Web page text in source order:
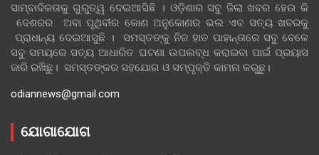
ସାମ୍ବାଦିକତାକୁ ଗୁରୁତ୍ୱ ଦେଇଆସିଛି । ଓଡ଼ିଶାର ସବୁ ଜିଲା ଖବର ହେଉ କି
ଦେଶରର ଅବା ପୃଥିବୀର କୋଣ ଅନୁକୋଣର ଭଲ ଏବ ସତ୍ୟ ଖବରକୁ
ପ୍ରାଧାନ୍ୟ ଦେଇଆସୁଛି । ସମସ୍ତଙ୍କୁ ନିଜ ହାତ ପାହାନ୍ତାରେ ସବୁ ବେଳେ
ସବୁ ସମୟରେ ସତ୍ୟ ଆଧାରିତ ଘଟଣା ଉପଲବ୍ଧ କରାଇବା ପାଇଁ ପ୍ରୟାସ
ଜାରି ରଖିଛୁ। ସମସ୍ତଙ୍କର ସହଯୋଗ ଓ ସମ୍ପୃକ୍ତି କାମନା କରୁଛୁ।
odiannews@gmail.com
ଯୋଗାଯୋଗ